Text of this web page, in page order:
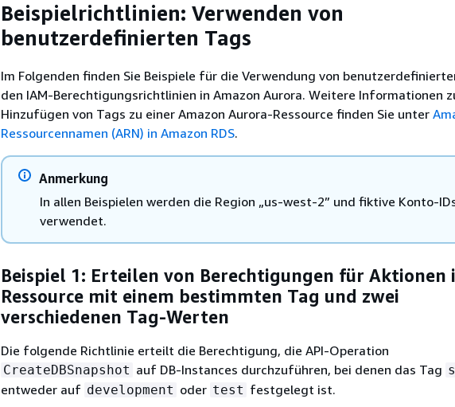
Beispielrichtlinien: Verwenden von
benutzerdefinierten Tags
Im Folgenden finden Sie Beispiele für die Verwendung von
den IAM-Berechtigungsrichtlinien in Amazon Aurora. Weitere Informationen
Hinzufügen von Tags zu einer Amazon Aurora-Ressource finden Sie unter
Ressourcennamen (ARN) in Amazon RDS.
Anmerkung
In allen Beispielen werden die Region „us-west-2” und fiktive Konto-
verwendet.
Beispiel 1: Erteilen von Berechtigungen für Aktionen
Ressource mit einem bestimmten Tag und zwei
verschiedenen Tag-Werten
Die folgende Richtlinie erteilt die Berechtigung, die API-Operation
CreateDBSnapshot auf DB-Instances durchzuführen, bei denen das Tag
entweder auf development oder test festgelegt ist.